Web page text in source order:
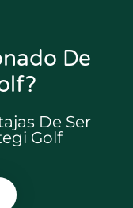
De
De Ser
Golf